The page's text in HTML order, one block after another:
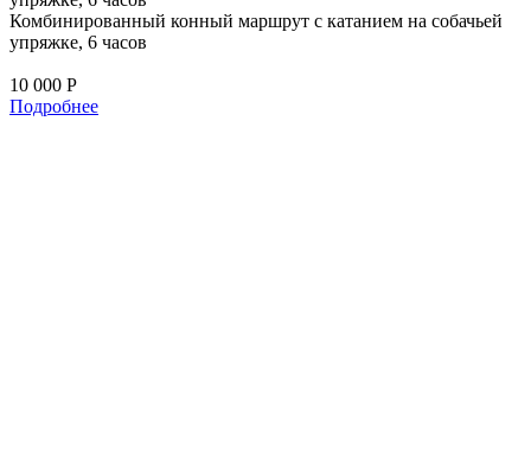
Комбинированный конный маршрут с катанием на собачьей
упряжке, 6 часов
10 000 Р
Подробнее